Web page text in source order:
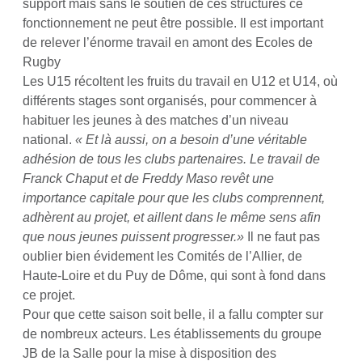
support mais sans le soutien de ces structures ce
fonctionnement ne peut être possible. Il est important
de relever l’énorme travail en amont des Ecoles de
Rugby
Les U15 récoltent les fruits du travail en U12 et U14, où
différents stages sont organisés, pour commencer à
habituer les jeunes à des matches d’un niveau
national. « Et là aussi, on a besoin d’une véritable
adhésion de tous les clubs partenaires. Le travail de
Franck Chaput et de Freddy Maso revêt une
importance capitale pour que les clubs comprennent,
adhèrent au projet, et aillent dans le même sens afin
que nous jeunes puissent progresser.» Il ne faut pas
oublier bien évidement les Comités de l’Allier, de
Haute-Loire et du Puy de Dôme, qui sont à fond dans
ce projet.
Pour que cette saison soit belle, il a fallu compter sur
de nombreux acteurs. Les établissements du groupe
JB de la Salle pour la mise à disposition des